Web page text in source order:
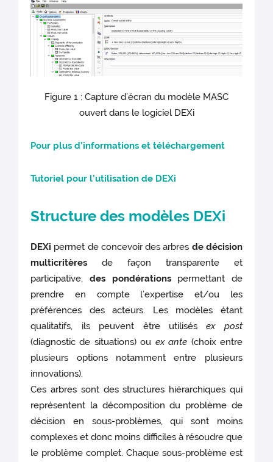
Figure 1 : Capture d’écran du modèle MASC
ouvert dans le logiciel DEXi
Pour plus d’informations et téléchargement
Tutoriel pour l’utilisation de DEXi
Structure des modèles DEXi
DEXi permet de concevoir des arbres de décision
multicritères de façon transparente et
participative, des pondérationspermettant de
prendre en compte l’expertise et/ou les
préférences des acteurs. Les modèles étant
qualitatifs, ils peuvent être utilisésex post
(diagnostic de situations) ou ex ante (choix entre
plusieurs options notamment entre plusieurs
innovations).
Ces arbres sont des structures hiérarchiques qui
représentent la décomposition du problème de
décision en sous-problèmes, qui sont moins
complexes et donc moins difficiles à résoudre que
le problème complet. Chaque sous-problème est